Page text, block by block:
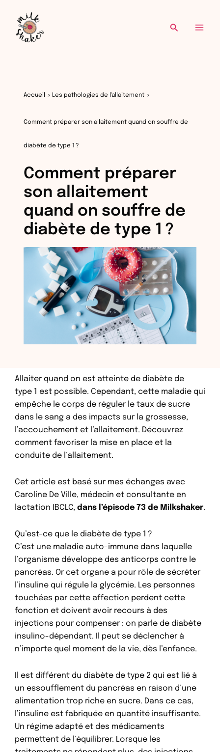
contenu
Accueil Les pathologies de l'allaitement
Comment préparer son allaitement quand on souffre de
diabète de type 1 ?
Comment préparer
son allaitement
quand on souffre de
diabète de type 1 ?
Allaiter quand on est atteinte de diabète de
type 1 est possible. Cependant, cette maladie qui
empêche le corps de réguler le taux de sucre
dans le sang a des impacts sur la grossesse,
l’accouchement et l’allaitement. Découvrez
comment favoriser la mise en place et la
conduite de l’allaitement.
Cet article est basé sur mes échanges avec
Caroline De Ville, médecin et consultante en
lactation IBCLC, dans l’épisode 73 de Milkshaker.
Qu’est-ce que le diabète de type 1 ?
C’est une maladie auto-immune dans laquelle
l’organisme développe des anticorps contre le
pancréas. Or cet organe a pour rôle de sécréter
l’insuline qui régule la glycémie. Les personnes
touchées par cette affection perdent cette
fonction et doivent avoir recours à des
injections pour compenser : on parle de diabète
insulino-dépendant. Il peut se déclencher à
n’importe quel moment de la vie, dès l’enfance.
Il est différent du diabète de type 2 qui est lié à
un essoufflement du pancréas en raison d’une
alimentation trop riche en sucre. Dans ce cas,
l’insuline est fabriquée en quantité insuffisante.
Un régime adapté et des médicaments
permettent de l’équilibrer. Lorsque les